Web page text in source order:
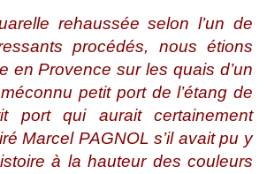
rehaussée selon l’un de
procédés, nous étions
en Provence sur les quais d’un
petit port de l’étang de
port qui aurait certainement
Marcel PAGNOL s’il avait pu y
à la hauteur des couleurs